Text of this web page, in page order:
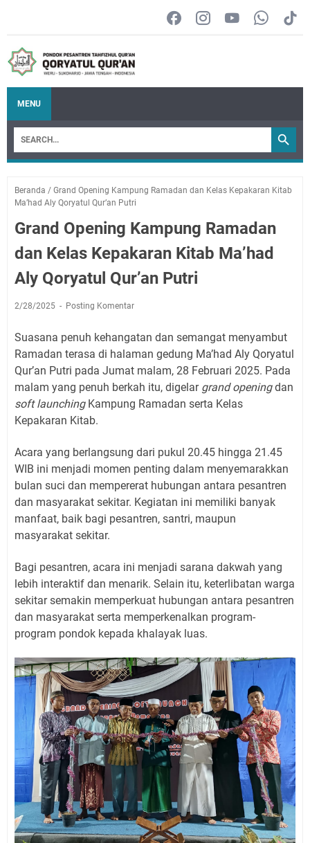
MENU
Beranda / Grand Opening Kampung Ramadan dan Kelas Kepakaran Kitab
Ma’had Aly Qoryatul Qur’an Putri
Grand Opening Kampung Ramadan
dan Kelas Kepakaran Kitab Ma’had
Aly Qoryatul Qur’an Putri
2/28/2025 Posting Komentar
Suasana penuh kehangatan dan semangat menyambut
Ramadan terasa di halaman gedung Ma’had Aly Qoryatul
Qur’an Putri pada Jumat malam, 28 Februari 2025. Pada
malam yang penuh berkah itu, digelar grand openingdan
soft launchingKampung Ramadan serta Kelas
Kepakaran Kitab.
Acara yang berlangsung dari pukul 20.45 hingga 21.45
WIB ini menjadi momen penting dalam menyemarakkan
bulan suci dan mempererat hubungan antara pesantren
dan masyarakat sekitar. Kegiatan ini memiliki banyak
manfaat, baik bagi pesantren, santri, maupun
masyarakat sekitar.
Bagi pesantren, acara ini menjadi sarana dakwah yang
lebih interaktif dan menarik. Selain itu, keterlibatan warga
sekitar semakin memperkuat hubungan antara pesantren
dan masyarakat serta memperkenalkan program-
program pondok kepada khalayak luas.